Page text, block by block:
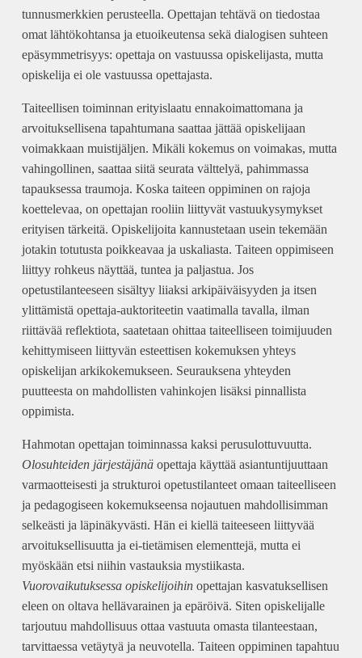
tunnusmerkkien perusteella. Opettajan tehtävä on tiedostaa
omat lähtökohtansa ja etuoikeutensa sekä dialogisen suhteen
epäsymmetrisyys: opettaja on vastuussa opiskelijasta, mutta
opiskelija ei ole vastuussa opettajasta.
Taiteellisen toiminnan erityislaatu ennakoimattomana ja
arvoituksellisena tapahtumana saattaa jättää opiskelijaan
voimakkaan muistijäljen. Mikäli kokemus on voimakas, mutta
vahingollinen, saattaa siitä seurata välttelyä, pahimmassa
tapauksessa traumoja. Koska taiteen oppiminen on rajoja
koettelevaa, on opettajan rooliin liittyvät vastuukysymykset
erityisen tärkeitä. Opiskelijoita kannustetaan usein tekemään
jotakin totutusta poikkeavaa ja uskaliasta. Taiteen oppimiseen
liittyy rohkeus näyttää, tuntea ja paljastua. Jos
opetustilanteeseen sisältyy liiaksi arkipäiväisyyden ja itsen
ylittämistä opettaja-auktoriteetin vaatimalla tavalla, ilman
riittävää reflektiota, saatetaan ohittaa taiteelliseen toimijuuden
kehittymiseen liittyvän esteettisen kokemuksen yhteys
opiskelijan arkikokemukseen. Seurauksena yhteyden
puutteesta on mahdollisten vahinkojen lisäksi pinnallista
oppimista.
Hahmotan opettajan toiminnassa kaksi perusulottuvuutta.
Olosuhteiden järjestäjänä opettaja käyttää asiantuntijuuttaan
varmaotteisesti ja strukturoi opetustilanteet omaan taiteelliseen
ja pedagogiseen kokemukseensa nojautuen mahdollisimman
selkeästi ja läpinäkyvästi. Hän ei kiellä taiteeseen liittyvää
arvoituksellisuutta ja ei-tietämisen elementtejä, mutta ei
myöskään etsi niihin vastauksia mystiikasta.
Vuorovaikutuksessa opiskelijoihin opettajan kasvatuksellisen
eleen on oltava hellävarainen ja epäröivä. Siten opiskelijalle
tarjoutuu mahdollisuus ottaa vastuuta omasta tilanteestaan,
tarvittaessa vetäytyä ja neuvotella. Taiteen oppiminen tapahtuu